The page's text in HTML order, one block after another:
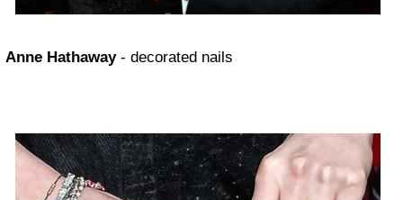
Anne Hathaway- decorated nails